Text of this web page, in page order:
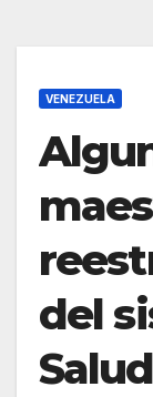
VENEZUELA
del